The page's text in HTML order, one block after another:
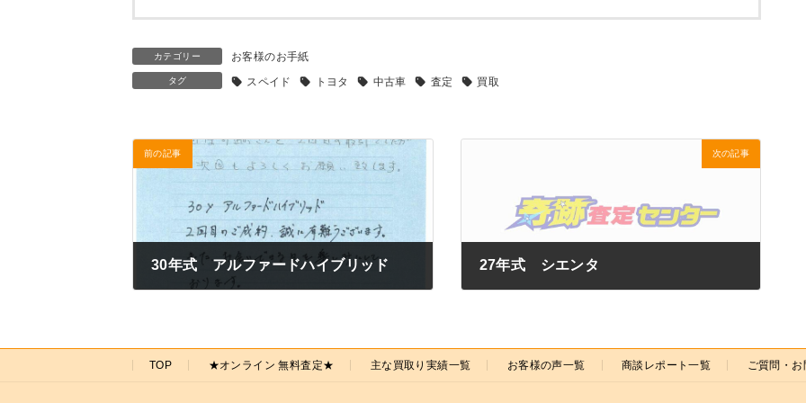
カテゴリー お客様のお手紙
タグ スペイド トヨタ 中古車 査定 買取
前の記事
30年式 アルファードハイブリッド
次の記事
27年式 シエンタ
TOP ★オンライン 無料査定★ 主な買取り実績一覧 お客様の声一覧 商談レポート一覧 ご質問・お